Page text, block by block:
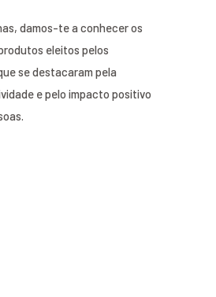
damos-te a conhecer os
eleitos pelos
se destacaram pela
e pelo impacto positivo